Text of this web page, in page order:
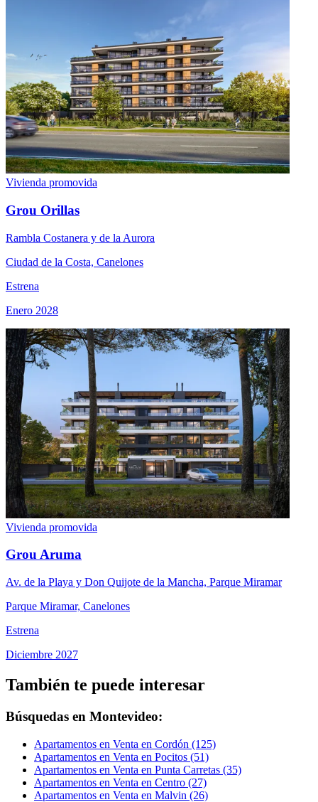
Vivienda promovida
Grou Orillas
Rambla Costanera y de la Aurora
Ciudad de la Costa, Canelones
Estrena
Enero 2028
Vivienda promovida
Grou Aruma
Av. de la Playa y Don Quijote de la Mancha, Parque Miramar
Parque Miramar, Canelones
Estrena
Diciembre 2027
También te puede interesar
Búsquedas en Montevideo:
Apartamentos en Venta en Cordón (125)
Apartamentos en Venta en Pocitos (51)
Apartamentos en Venta en Punta Carretas (35)
Apartamentos en Venta en Centro (27)
Apartamentos en Venta en Malvin (26)